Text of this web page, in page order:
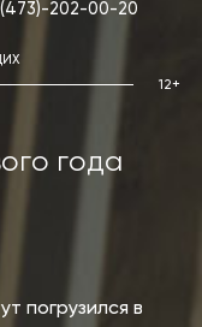
202-00-20
года
погрузился в